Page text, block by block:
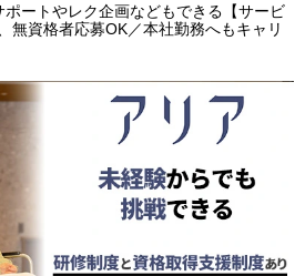
ポートやレク企画などもできる【サービ
無資格者応募OK／本社勤務へもキャリ